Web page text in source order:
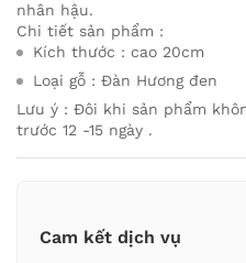
nhân hậu.
Chi tiết sản phẩm :
Kích thước : cao 20cm
Loại gỗ : Đàn Hương đen
Lưu ý : Đôi khi sản phẩm
trước 12 -15 ngày .
Cam kết dịch vụ